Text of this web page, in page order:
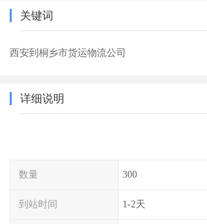
关键词
西安到桐乡市货运物流公司
详细说明
数量 300
到站时间 1-2天